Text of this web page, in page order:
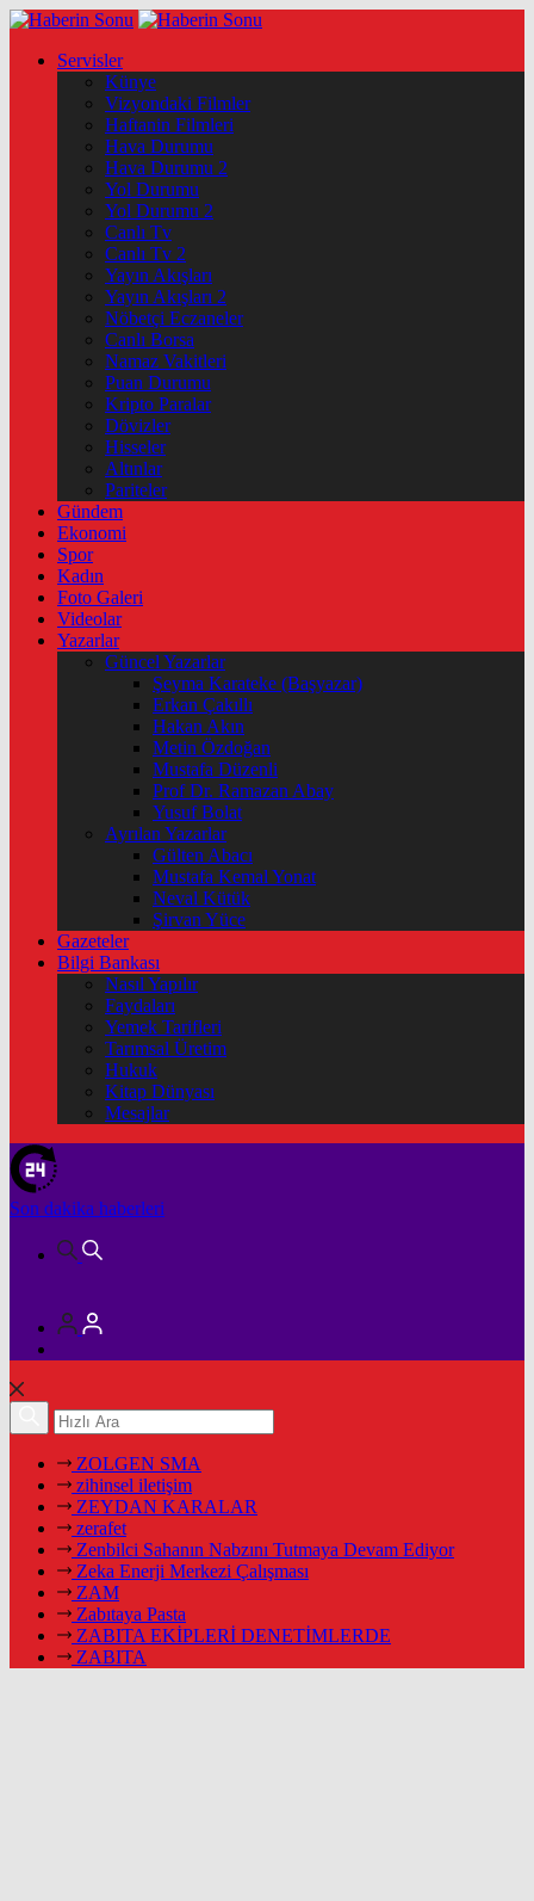
Servisler
Künye
Vizyondaki Filmler
Haftanin Filmleri
Hava Durumu
Hava Durumu 2
Yol Durumu
Yol Durumu 2
Canlı Tv
Canlı Tv 2
Yayın Akışları
Yayın Akışları 2
Nöbetçi Eczaneler
Canlı Borsa
Namaz Vakitleri
Puan Durumu
Kripto Paralar
Dövizler
Hisseler
Altınlar
Pariteler
Gündem
Ekonomi
Spor
Kadın
Foto Galeri
Videolar
Yazarlar
Güncel Yazarlar
Şeyma Karateke (Başyazar)
Erkan Çakıllı
Hakan Akın
Metin Özdoğan
Mustafa Düzenli
Prof Dr. Ramazan Abay
Yusuf Bolat
Ayrılan Yazarlar
Gülten Abacı
Mustafa Kemal Yonat
Neval Kütük
Şirvan Yüce
Gazeteler
Bilgi Bankası
Nasıl Yapılır
Faydaları
Yemek Tarifleri
Tarımsal Üretim
Hukuk
Kitap Dünyası
Mesajlar
Son dakika haberleri
ZOLGEN SMA
zihinsel iletişim
ZEYDAN KARALAR
zerafet
Zenbilci Sahanın Nabzını Tutmaya Devam Ediyor
Zeka Enerji Merkezi Çalışması
ZAM
Zabıtaya Pasta
ZABITA EKİPLERİ DENETİMLERDE
ZABITA